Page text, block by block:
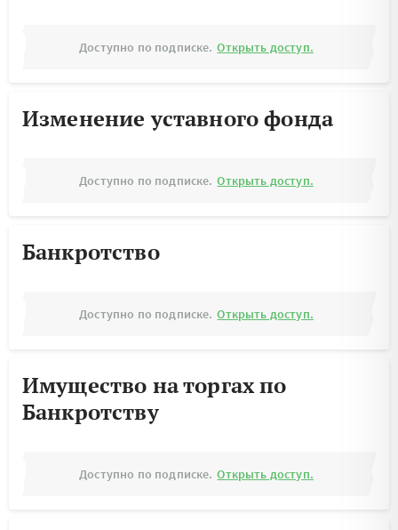
Доступно по подписке. Открыть доступ.
Изменение уставного фонда
Доступно по подписке. Открыть доступ.
Банкротство
Доступно по подписке. Открыть доступ.
Имущество на торгах по
Банкротству
Доступно по подписке. Открыть доступ.